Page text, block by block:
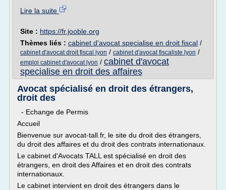
Lire la suite
Site : https://fr.jooble.org
Thèmes liés : cabinet d'avocat specialise en droit fiscal /
cabinet d'avocat droit fiscal lyon / cabinet d'avocat fiscaliste lyon /
emploi cabinet d'avocat lyon / cabinet d'avocat
specialise en droit des affaires
Avocat spécialisé en droit des étrangers,
droit des
- Echange de Permis
Accueil
Bienvenue sur avocat-tall.fr, le site du droit des étrangers,
du droit des affaires et du droit des contrats internationaux.
Le cabinet d'Avocats TALL est spécialisé en droit des
étrangers, en droit des Affaires et en droit des contrats
internationaux.
Le cabinet intervient en droit des étrangers dans le